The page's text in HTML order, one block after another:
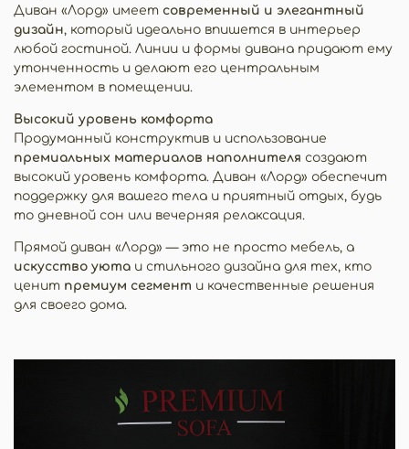
Диван «Лорд» имеет современный и элегантный
дизайн, который идеально впишется в интерьер
любой гостиной. Линии и формы дивана придают ему
утонченность и делают его центральным
элементом в помещении.
Высокий уровень комфорта
Продуманный конструктив и использование
премиальных материалов наполнителя создают
высокий уровень комфорта. Диван «Лорд» обеспечит
поддержку для вашего тела и приятный отдых, будь
то дневной сон или вечерняя релаксация.
Прямой диван «Лорд» — это не просто мебель, а
искусство уюта и стильного дизайна для тех, кто
ценит премиум сегмент и качественные решения
для своего дома.